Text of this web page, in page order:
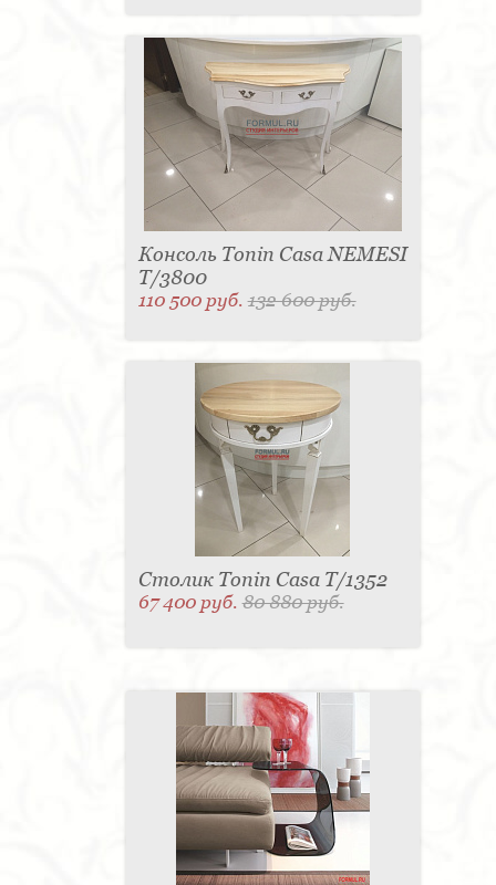
Консоль Tonin Casa NEMESI
T/3800
110 500 руб.132 600 руб.
Столик Tonin Casa T/1352
67 400 руб.80 880 руб.